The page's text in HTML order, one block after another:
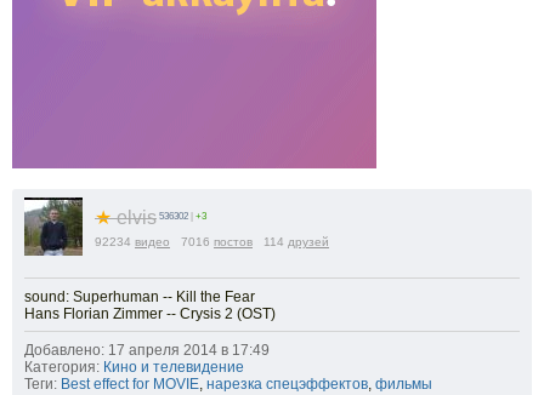
★elvis 536302 +3
92234 видео 7016 постов 114 друзей
sound: Superhuman -- Kill the Fear
Hans Florian Zimmer -- Crysis 2 (OST)
Добавлено: 17 апреля 2014 в 17:49
Категория: Кино и телевидение
Теги: Best effect for MOVIE, нарезка спецэффектов, фильмы